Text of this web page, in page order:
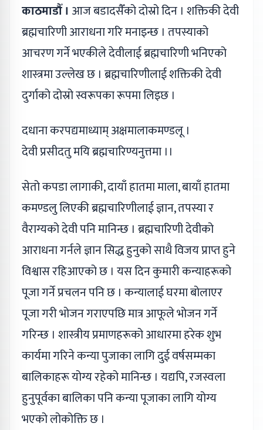
काठमाडौँ । आज बडादसैँको दोस्रो दिन । शक्तिकी देवी
ब्रह्मचारिणी आराधना गरि मनाइन्छ । तपस्याको
आचरण गर्ने भएकीले देवीलाई ब्रह्मचारिणी भनिएको
शास्त्रमा उल्लेख छ । ब्रह्मचारिणीलाई शक्तिकी देवी
दुर्गाको दोस्रो स्वरूपका रूपमा लिइछ ।
दधाना करपद्यमाध्याम् अक्षमालाकमण्डलू ।
देवी प्रसीदतु मयि ब्रह्मचारिण्यनुत्तमा ।।
सेतो कपडा लागाकी, दायाँ हातमा माला, बायाँ हातमा
कमण्डलु लिएकी ब्रह्मचारिणीलाई ज्ञान, तपस्या र
वैराग्यको देवी पनि मानिन्छ । ब्रह्मचारिणी देवीको
आराधना गर्नले ज्ञान सिद्ध हुनुको साथै विजय प्राप्त हुने
विश्वास रहिआएको छ । यस दिन कुमारी कन्याहरूको
पूजा गर्ने प्रचलन पनि छ । कन्यालाई घरमा बोलाएर
पूजा गरी भोजन गराएपछि मात्र आफूले भोजन गर्ने
गरिन्छ । शास्त्रीय प्रमाणहरूको आधारमा हरेक शुभ
कार्यमा गरिने कन्या पुजाका लागि दुई वर्षसम्मका
बालिकाहरू योग्य रहेको मानिन्छ । यद्यपि, रजस्वला
हुनुपूर्वका बालिका पनि कन्या पूजाका लागि योग्य
भएको लोकोक्ति छ ।